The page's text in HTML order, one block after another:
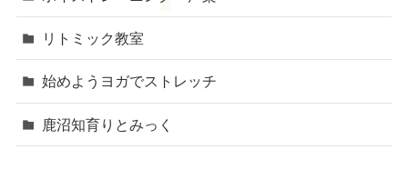
リトミック教室
始めようヨガでストレッチ
鹿沼知育りとみっく